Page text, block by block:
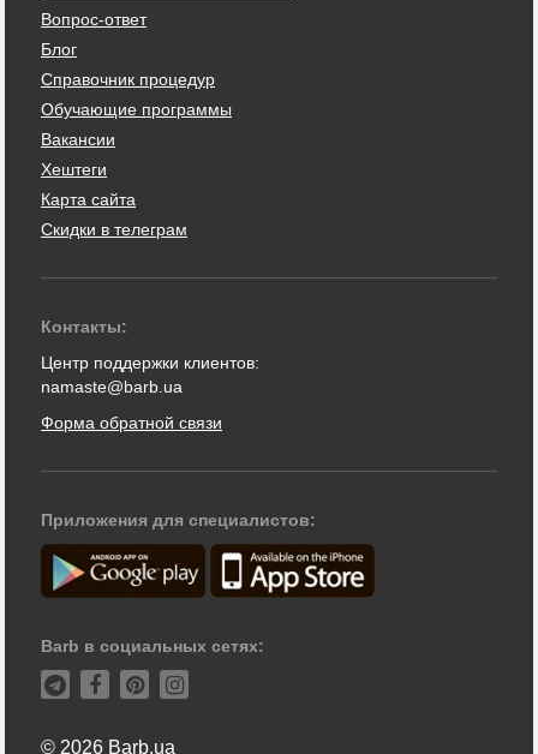
Вопрос-ответ
Блог
Справочник процедур
Обучающие программы
Вакансии
Хештеги
Карта сайта
Скидки в телеграм
Контакты:
Центр поддержки клиентов:
namaste@barb.ua
Форма обратной связи
Приложения для специалистов:
Barb в социальных сетях:
© 2026 Barb.ua